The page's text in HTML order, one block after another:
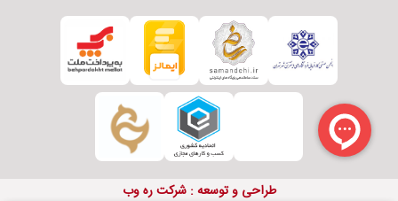
طراحی و توسعه :شرکت ره وب